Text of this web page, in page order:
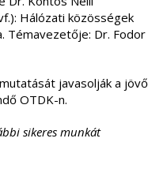
Hálózati közösségek
Témavezetője: Dr. Fodor
javasolják a jövő
OTDK-n.
sikeres munkát